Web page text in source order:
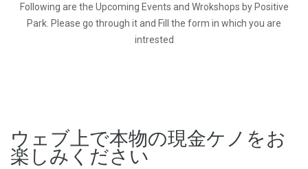
Following are the Upcoming Events and Wrokshops by Positive
Park. Please go through it and Fill the form in which you are
intrested
ウェブ上で本物の現金ケノをお
楽しみください